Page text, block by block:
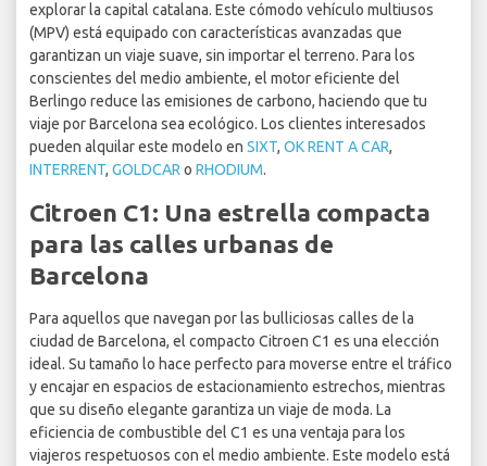
explorar la capital catalana. Este cómodo vehículo multiusos
(MPV) está equipado con características avanzadas que
garantizan un viaje suave, sin importar el terreno. Para los
conscientes del medio ambiente, el motor eficiente del
Berlingo reduce las emisiones de carbono, haciendo que tu
viaje por Barcelona sea ecológico. Los clientes interesados
pueden alquilar este modelo en SIXT, OK RENT A CAR,
INTERRENT, GOLDCAR o RHODIUM.
Citroen C1: Una estrella compacta
para las calles urbanas de
Barcelona
Para aquellos que navegan por las bulliciosas calles de la
ciudad de Barcelona, el compacto Citroen C1 es una elección
ideal. Su tamaño lo hace perfecto para moverse entre el tráfico
y encajar en espacios de estacionamiento estrechos, mientras
que su diseño elegante garantiza un viaje de moda. La
eficiencia de combustible del C1 es una ventaja para los
viajeros respetuosos con el medio ambiente. Este modelo está